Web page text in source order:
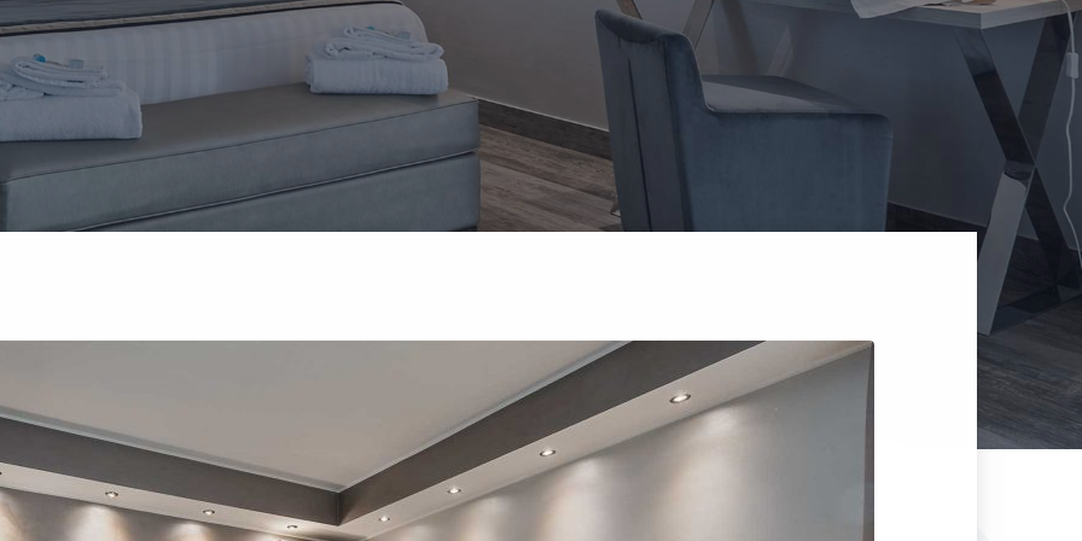
comunicazione in fase di prenotazione, con un supplemento di 15,00 € per il servizio di igienizzazione.
a Orte (VT).
Suite presso l'Hotel Aquila?
di una doccia in sasso naturale per due persone, dotata di cromoterapia per creare un'atmosfera ideale per il relax.
in Romantic Suite?
TV satellitare e connessione Wi-Fi.